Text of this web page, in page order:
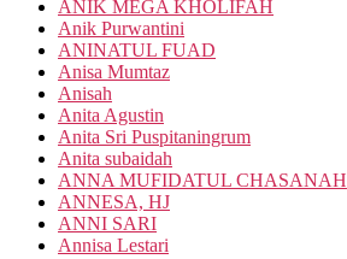
ANIK MEGA KHOLIFAH
Anik Purwantini
ANINATUL FUAD
Anisa Mumtaz
Anisah
Anita Agustin
Anita Sri Puspitaningrum
Anita subaidah
ANNA MUFIDATUL CHASANAH
ANNESA, HJ
ANNI SARI
Annisa Lestari